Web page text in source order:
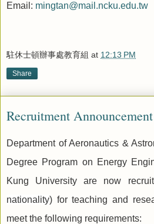
Email: mingtan@mail.ncku.edu.tw
駐休士頓辦事處教育組 at 12:13 PM
Share
Recruitment Announcement
Department of Aeronautics &
Degree Program on Energy
Kung University are now
nationality) for teaching and
meet the following requirements: